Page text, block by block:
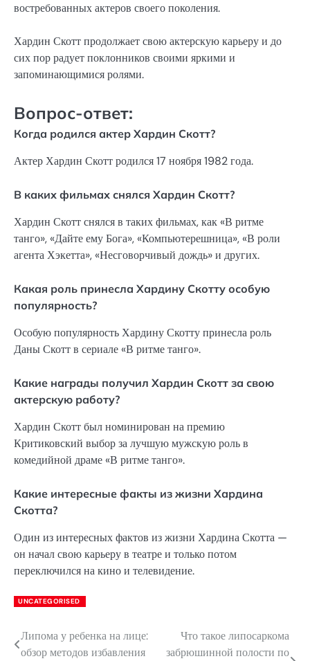
востребованных актеров своего поколения.
Хардин Скотт продолжает свою актерскую карьеру и до
сих пор радует поклонников своими яркими и
запоминающимися ролями.
Вопрос-ответ:
Когда родился актер Хардин Скотт?
Актер Хардин Скотт родился 17 ноября 1982 года.
В каких фильмах снялся Хардин Скотт?
Хардин Скотт снялся в таких фильмах, как «В ритме
танго», «Дайте ему Бога», «Компьютерешница», «В роли
агента Хэкетта», «Несговорчивый дождь» и других.
Какая роль принесла Хардину Скотту особую
популярность?
Особую популярность Хардину Скотту принесла роль
Даны Скотт в сериале «В ритме танго».
Какие награды получил Хардин Скотт за свою
актерскую работу?
Хардин Скотт был номинирован на премию
Критиковский выбор за лучшую мужскую роль в
комедийной драме «В ритме танго».
Какие интересные факты из жизни Хардина
Скотта?
Один из интересных фактов из жизни Хардина Скотта —
он начал свою карьеру в театре и только потом
переключился на кино и телевидение.
UNCATEGORISED
Навигация
Липома у ребенка на лице:
обзор методов избавления
Что такое липосаркома
забрюшинной полости по